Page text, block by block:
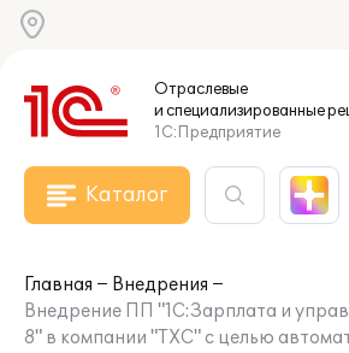
Отраслевые
и специализированные
1С:Предприятие
Каталог
Главная
Внедрения
Внедрение ПП "1С:Зарплата и
8" в компании "ТХС" с целью